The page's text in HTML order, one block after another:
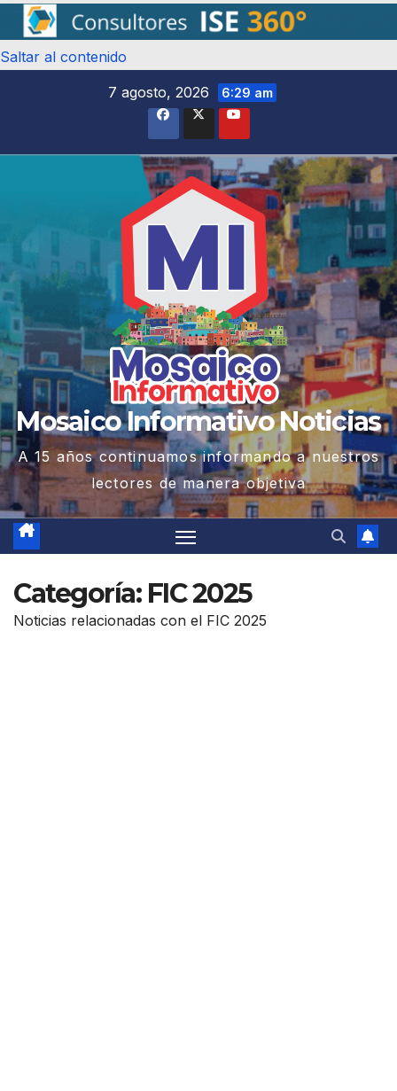
Saltar al contenido
7 agosto, 2026
6:29 am
Mosaico Informativo Noticias
A 15 años continuamos informando a nuestros
lectores de manera objetiva
Categoría: FIC 2025
Noticias relacionadas con el FIC 2025